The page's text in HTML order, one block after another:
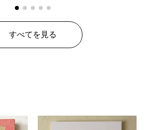
すべてを見る